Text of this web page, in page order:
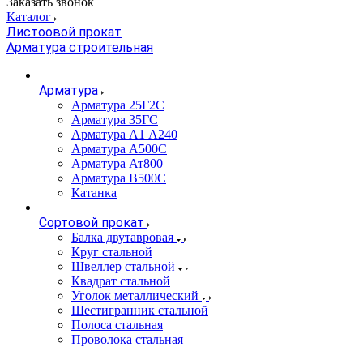
Каталог
Листоовой прокат
Арматура строительная
Арматура
Арматура 25Г2С
Арматура 35ГС
Арматура А1 А240
Арматура А500С
Арматура Ат800
Арматура В500С
Катанка
Сортовой прокат
Балка двутавровая
Круг стальной
Швеллер стальной
Квадрат стальной
Уголок металлический
Шестигранник стальной
Полоса стальная
Проволока стальная